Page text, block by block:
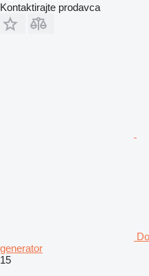
Kontaktirajte prodavca
generator
15